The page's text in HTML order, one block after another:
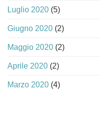
Luglio 2020 (5)
Giugno 2020 (2)
Maggio 2020 (2)
Aprile 2020 (2)
Marzo 2020 (4)